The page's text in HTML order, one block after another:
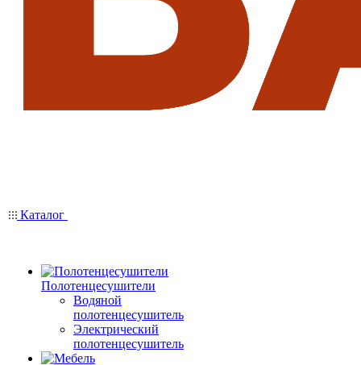
Каталог
Полотенцесушители
Водяной
полотенцесушитель
Электрический
полотенцесушитель